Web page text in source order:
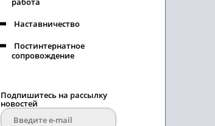
Наставничество
Постинтернатное
сопровождение
Подпишитесь на рассылку
новостей